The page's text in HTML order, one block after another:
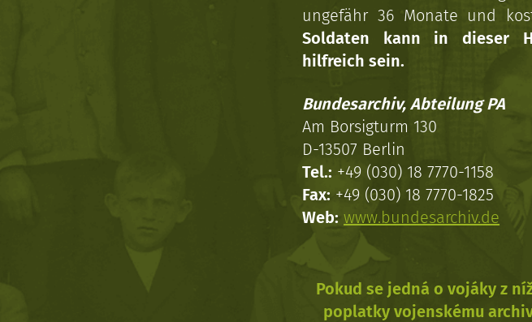
ungefähr 36 Monate und
Soldaten kann in dieser
hilfreich sein.
Bundesarchiv, Abteilung PA
Am Borsigturm 130
D-13507 Berlin
Tel.: +49 (030) 18 7770-1158
Fax: +49 (030) 18 7770-1825
Web: www.bundesarchiv.de
Pokud se jedná o vojáky z
poplatky vojenskému